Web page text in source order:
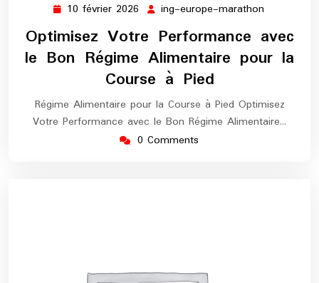
10 février 2026 10
février
2026
ing-europe-marathon
marathon
Optimisez Votre Performance avec
le Bon Régime Alimentaire pour la
Course à Pied
Régime Alimentaire pour la Course à Pied Optimisez
Votre Performance avec le Bon Régime Alimentaire…
0 Comments